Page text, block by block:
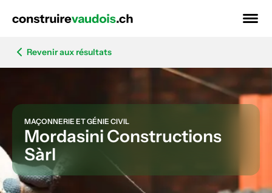
Revenir aux résultats
MAÇONNERIE ET GÉNIE CIVIL
Mordasini Constructions
Sàrl